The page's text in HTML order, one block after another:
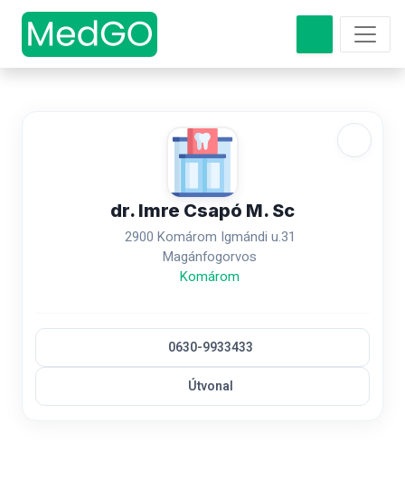
dr. Imre Csapó M. Sc
2900 Komárom Igmándi u.31
Magánfogorvos
Komárom
0630-9933433
Útvonal